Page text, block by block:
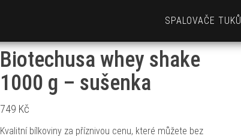
SPALOVAČE TUKŮ
Biotechusa whey shake
1000 g – sušenka
749 Kč
Kvalitní bílkoviny za příznivou cenu, které můžete bez